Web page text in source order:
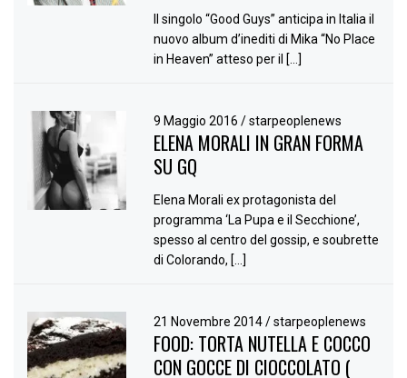
Il singolo “Good Guys” anticipa in Italia il
nuovo album d’inediti di Mika “No Place
in Heaven” atteso per il […]
9 Maggio 2016/ starpeoplenews
ELENA MORALI IN GRAN FORMA
SU GQ
Elena Morali ex protagonista del
programma ‘La Pupa e il Secchione’,
spesso al centro del gossip, e soubrette
di Colorando, […]
21 Novembre 2014/ starpeoplenews
FOOD: TORTA NUTELLA E COCCO
CON GOCCE DI CIOCCOLATO (